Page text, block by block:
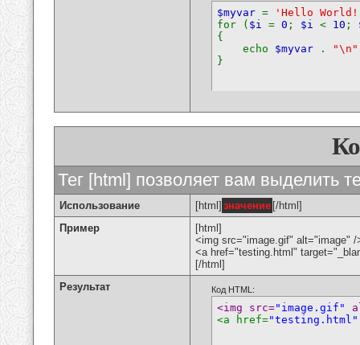
$myvar =
'Hello
for ( $i = 0 ; $i < 10 ;
{
echo $myvar . "\n"
}
Тег [html] позволяет вам выделить
Использование [html] значение [/html]
Пример
[html]
<img src="image.gif" alt="image" /
<a href="testing.html"
[/html]
Результат
Код HTML:
<img src="image.gif"
<a href="testing.html"